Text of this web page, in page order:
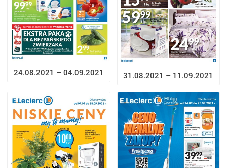
24.08.2021 – 04.09.2021 31.08.2021 – 11.09.2021